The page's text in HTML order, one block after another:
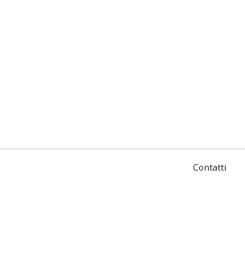
Contatti